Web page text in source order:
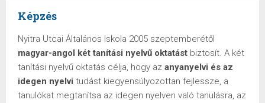
Képzés
Nyitra Utcai Általános Iskola 2005 szeptemberétől
magyar-angol két tanítási nyelvű oktatást biztosít. A két
tanítási nyelvű oktatás célja, hogy az anyanyelvi és az
idegen nyelvi tudást kiegyensúlyozottan fejlessze, a
tanulókat megtanítsa az idegen nyelven való tanulásra, az